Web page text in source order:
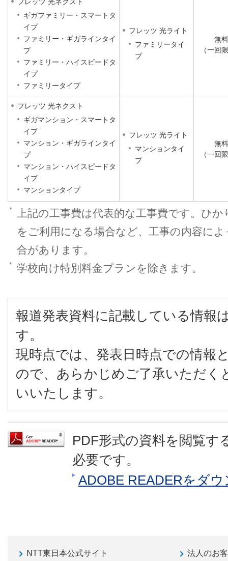
ギガファミリー・スマートタ
イプ
ファミリー・ギガラインタイ
プ
ファミリー・ハイスピードタ
イプ
ファミリータイプ
フレッツ 光ライト
ファミリータイ
プ
無料
（一回
フレッツ 光ネクスト
ギガマンション・スマートタ
イプ
マンション・ギガラインタイ
プ
マンション・ハイスピードタ
イプ
マンションタイプ
フレッツ 光ライト
マンションタイ
プ
無料
（一回
＊
上記の工事費は代表的な工事費です。ひ
をご利用になる場合など、工事の内容に
合があります。
＊ 学校向け特別料金プランを除きます。
報道発表資料に記載している情報
す。
現時点では、発表日時点での情報
ので、あらかじめご了承いただく
いいたします。
PDF形式の資料を閲覧す
必要です。
ADOBE READERをダ
NTT東日本公式サイト 法人のお